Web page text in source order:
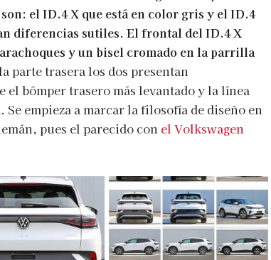
el ID.4 X que está en color gris y el ID.4
diferencias sutiles. El frontal del ID.4 X
y un bisel cromado en la parrilla
parte trasera los dos presentan
bómper trasero más levantado y la línea
empieza a marcar la filosofía de diseño en
pues el parecido con el Volkswagen